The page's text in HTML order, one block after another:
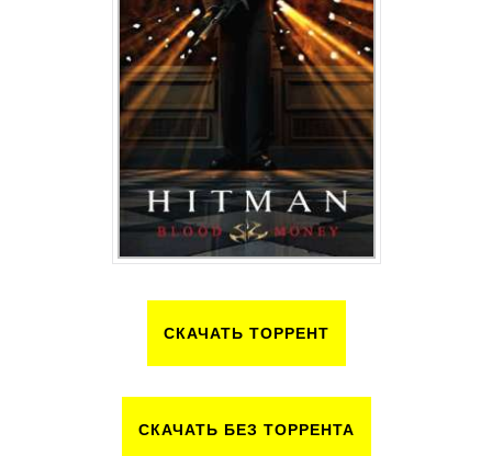
СКАЧАТЬ ТОРРЕНТ
СКАЧАТЬ БЕЗ ТОРРЕНТА